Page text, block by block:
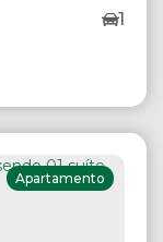
1
Apartamento